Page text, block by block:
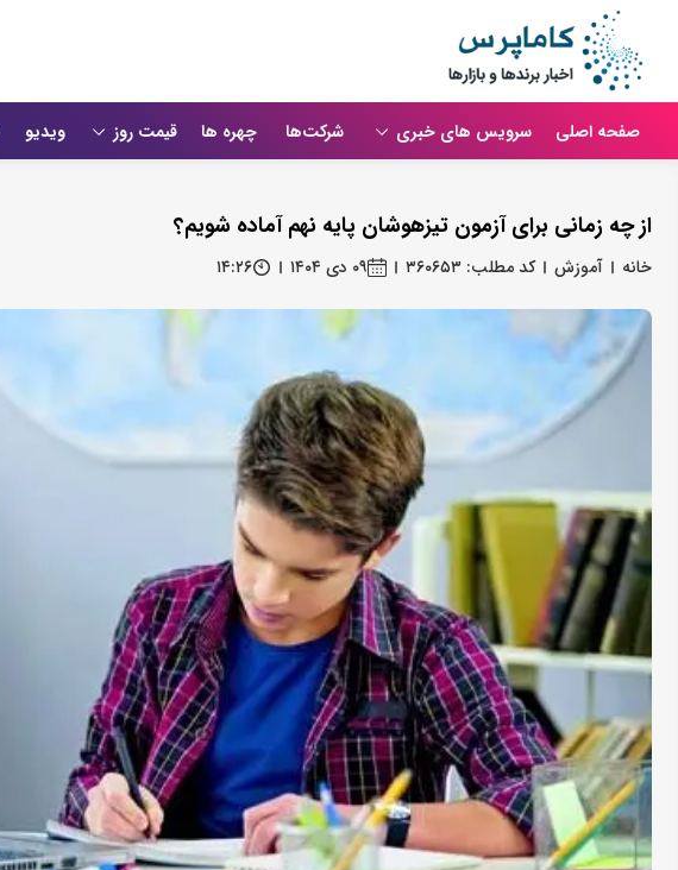
صفحه اصلی سرویس های خبری شرکت‌ها چهره ها قیمت روز ویدیو
از چه زمانی برای آزمون تیزهوشان پایه نهم آماده شویم؟
خانه آموزش کد مطلب: ۳۶۰۶۵۳ ۰۹ دی ۱۴۰۴ ۱۴:۲۶